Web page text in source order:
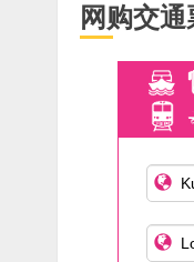
网购交通